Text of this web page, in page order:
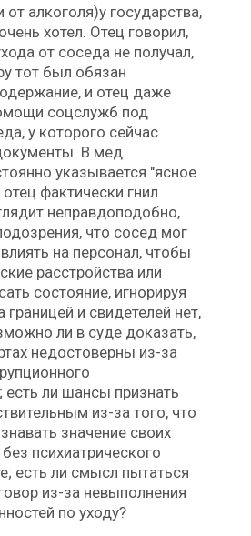
алкоголя)у государства,
хотел. Отец говорил,
от соседа не получал,
тот был обязан
и отец даже
соцслужб под
у которого сейчас
В мед
указывается "ясное
отец фактически гнил
неправдоподобно,
что сосед мог
на персонал, чтобы
расстройства или
состояние, игнорируя
границей и свидетелей нет,
ли в суде доказать,
недостоверны из-за
есть ли шансы признать
из-за того, что
значение своих
психиатрического
есть ли смысл пытаться
из-за невыполнения
по уходу?